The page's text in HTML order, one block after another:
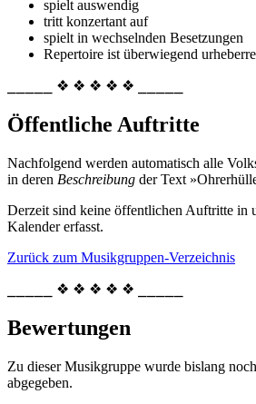
spielt auswendig
tritt konzertant auf
spielt in wechselnden Besetzungen
Repertoire ist überwiegend
⎯⎯⎯⎯⎯ ❖ ❖ ❖ ❖ ❖ ⎯⎯⎯⎯⎯
Öffentliche Auftritte
Nachfolgend werden automatisch alle
in deren Beschreibung der Text
Derzeit sind keine öffentlichen Auftritte in
Kalender erfasst.
Zurück zum Musikgruppen-Verzeichnis
⎯⎯⎯⎯⎯ ❖ ❖ ❖ ❖ ❖ ⎯⎯⎯⎯⎯
Bewertungen
Zu dieser Musikgruppe wurde bislang
abgegeben.